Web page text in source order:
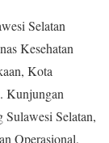
Selatan
Kesehatan
Kota
Kunjungan
Sulawesi Selatan,
Operasional,